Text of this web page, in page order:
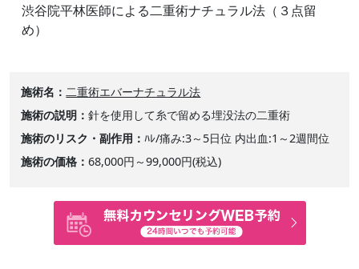
渋谷院平林医師による二重術ナチュラル法（３点留
め）
施術名
二重術エバーナチュラル法
施術の説明
針を使用して糸で留める埋没法の二重術
施術のリスク・副作用
ﾊﾚ/痛み:3～5日位 内出血:1～2週間位
施術の価格
68,000円～99,000円(税込)